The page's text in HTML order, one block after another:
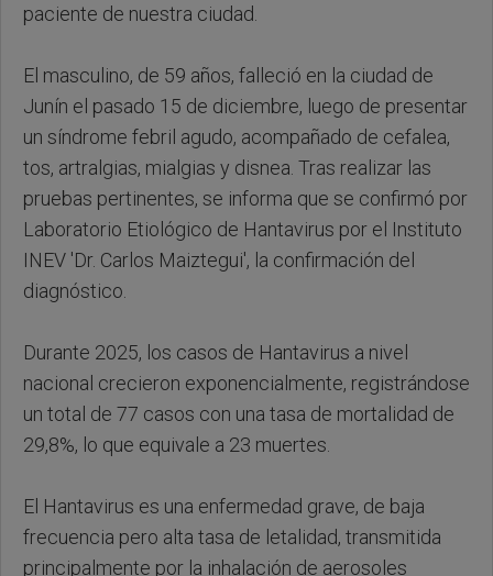
paciente de nuestra ciudad.
El masculino, de 59 años, falleció en la ciudad de
Junín el pasado 15 de diciembre, luego de presentar
un síndrome febril agudo, acompañado de cefalea,
tos, artralgias, mialgias y disnea. Tras realizar las
pruebas pertinentes, se informa que se confirmó por
Laboratorio Etiológico de Hantavirus por el Instituto
INEV 'Dr. Carlos Maiztegui', la confirmación del
diagnóstico.
Durante 2025, los casos de Hantavirus a nivel
nacional crecieron exponencialmente, registrándose
un total de 77 casos con una tasa de mortalidad de
29,8%, lo que equivale a 23 muertes.
El Hantavirus es una enfermedad grave, de baja
frecuencia pero alta tasa de letalidad, transmitida
principalmente por la inhalación de aerosoles